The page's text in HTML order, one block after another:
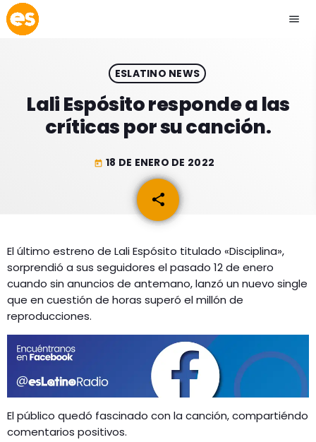
menu
play_arrow EMISIÓN LA PAZ
EMISIÓN COCHABAMBA
ACTUALIDAD
GEEKERS
MÚSICA
LOS + TOP
PROGRAMACIÓN
INICIO
RADIO SPLENDID
CONTACTO
ESLATINO NEWS
Lali Espósito responde a las
críticas por su canción.
today 18 DE ENERO DE 2022
share
email
El último estreno de Lali Espósito titulado «Disciplina»,
sorprendió a sus seguidores el pasado 12 de enero
cuando sin anuncios de antemano, lanzó un nuevo single
que en cuestión de horas superó el millón de
reproducciones.
El público quedó fascinado con la canción, compartiéndo
comentarios positivos.